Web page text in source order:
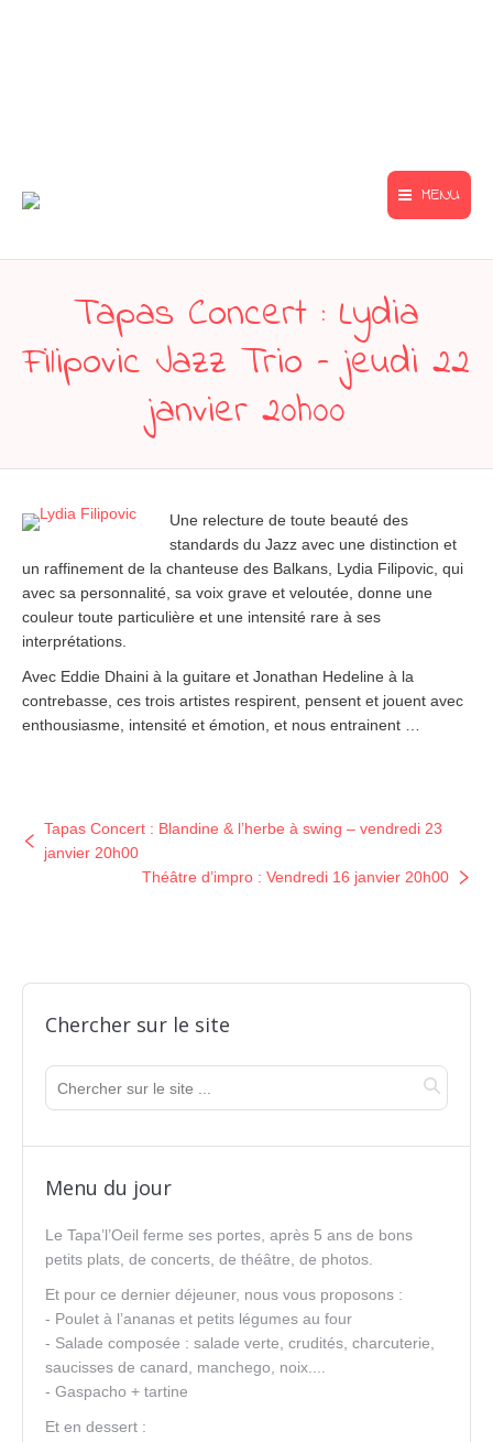
MENU
Tapas Concert : Lydia
Filipovic Jazz Trio – jeudi 22
janvier 20h00
Une relecture de toute beauté des
standards du Jazz avec une distinction et
un raffinement de la chanteuse des Balkans, Lydia Filipovic, qui
avec sa personnalité, sa voix grave et veloutée, donne une
couleur toute particulière et une intensité rare à ses
interprétations.
Avec Eddie Dhaini à la guitare et Jonathan Hedeline à la
contrebasse, ces trois artistes respirent, pensent et jouent avec
enthousiasme, intensité et émotion, et nous entrainent …
Tapas Concert : Blandine & l’herbe à swing – vendredi 23
janvier 20h00
Théâtre d’impro : Vendredi 16 janvier 20h00
Chercher sur le site
Menu du jour
Le Tapa’l’Oeil ferme ses portes, après 5 ans de bons
petits plats, de concerts, de théâtre, de photos.
Et pour ce dernier déjeuner, nous vous proposons :
- Poulet à l’ananas et petits légumes au four
- Salade composée : salade verte, crudités, charcuterie,
saucisses de canard, manchego, noix....
- Gaspacho + tartine
Et en dessert :